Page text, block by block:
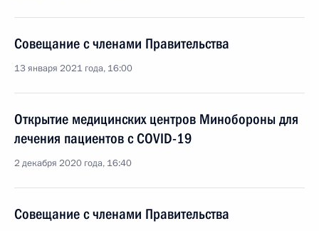
Совещание с членами Правительства
13 января 2021 года, 16:00
Открытие медицинских центров Минобороны для
лечения пациентов с COVID-19
2 декабря 2020 года, 16:40
Совещание с членами Правительства